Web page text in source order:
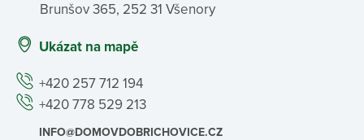
Brunšov 365, 252 31 Všenory
Ukázat na mapě
+420 257 712 194
+420 778 529 213
INFO@DOMOVDOBRICHOVICE.CZ